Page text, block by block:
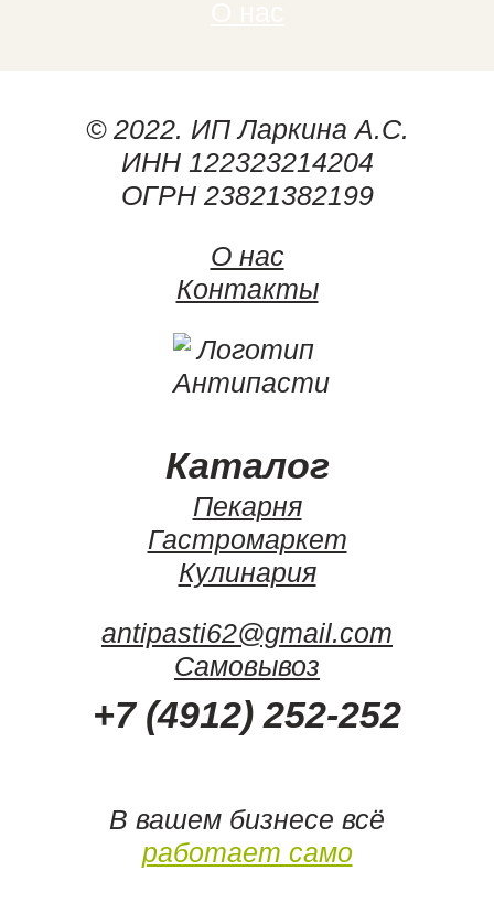
© 2022. ИП Ларкина А.С.
ИНН 122323214204
ОГРН 23821382199
О нас
Контакты
Каталог
Пекарня
Гастромаркет
Кулинария
+7 (4912) 252-252
antipasti62@gmail.com
Самовывоз
В вашем бизнесе всё
работает само